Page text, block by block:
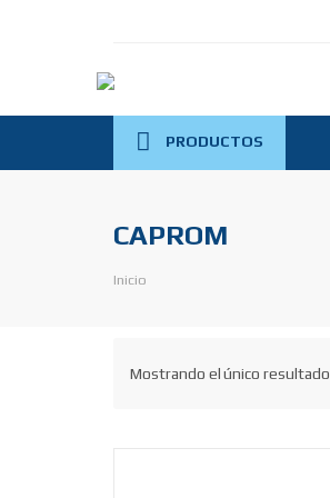
PRODUCTOS
CAPROM
Inicio
Mostrando el único resultado